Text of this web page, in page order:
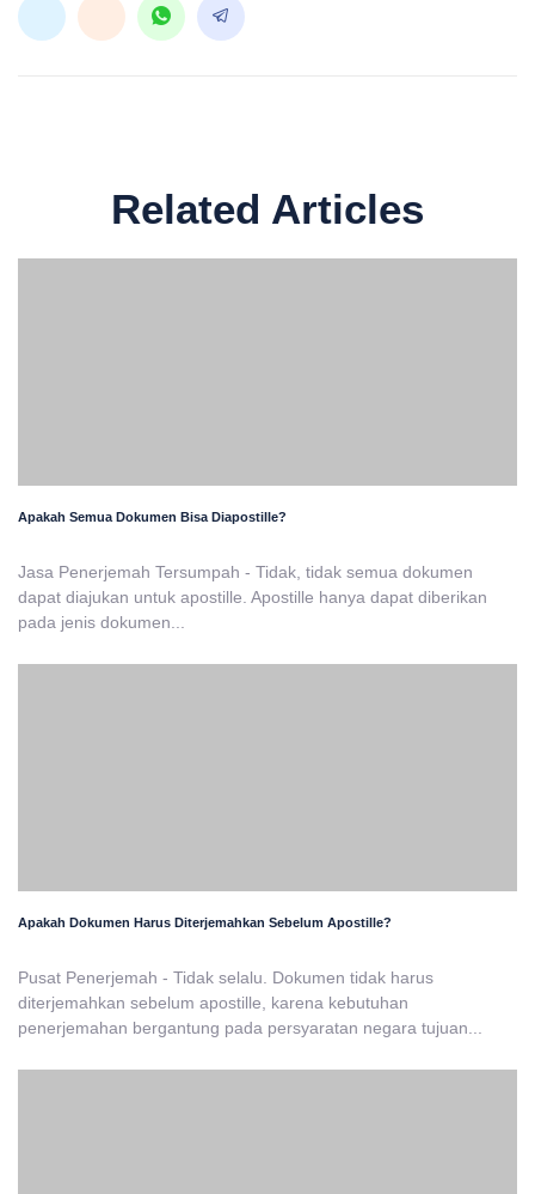
Related Articles
Apakah Semua Dokumen Bisa Diapostille?
Jasa Penerjemah Tersumpah - Tidak, tidak semua dokumen
dapat diajukan untuk apostille. Apostille hanya dapat diberikan
pada jenis dokumen...
Apakah Dokumen Harus Diterjemahkan Sebelum Apostille?
Pusat Penerjemah - Tidak selalu. Dokumen tidak harus
diterjemahkan sebelum apostille, karena kebutuhan
penerjemahan bergantung pada persyaratan negara tujuan...